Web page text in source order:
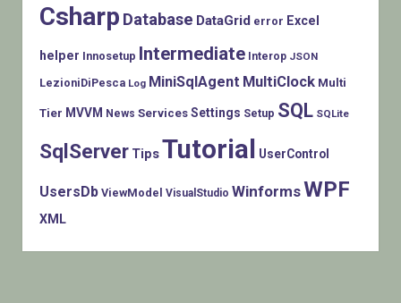
Csharp Database DataGrid error Excel
helper Innosetup Intermediate Interop JSON
LezioniDiPesca Log MiniSqlAgent MultiClock Multi
Tier MVVM News Services Settings Setup SQL SQLite
SqlServer TipsTutorial UserControl
UsersDb ViewModel VisualStudio WinformsWPF
XML